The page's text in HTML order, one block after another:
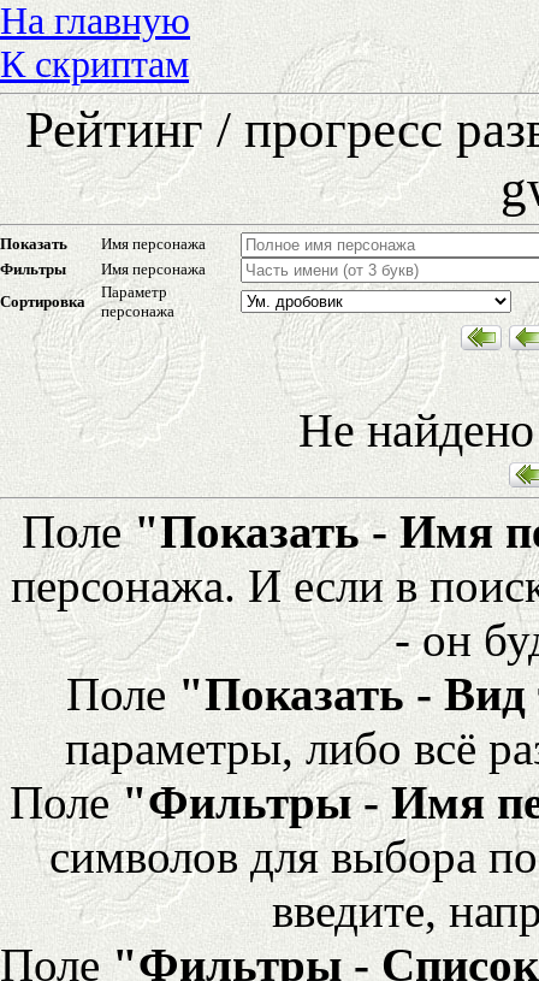
На главную
К скриптам
Рейтинг / прогресс
Показать
Имя персонажа
Фильтры
Имя персонажа
Сортировка
Параметр
персонажа
Не
Поле"Показать - Имя
персонажа. И если в
- он
Поле "Показать -
параметры, либо всё
Поле"Фильтры - Имя
символов для выбора
введите,
Поле "Фильтры -